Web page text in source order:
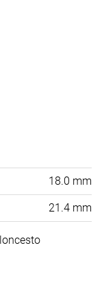
18.0 mm
21.4 mm